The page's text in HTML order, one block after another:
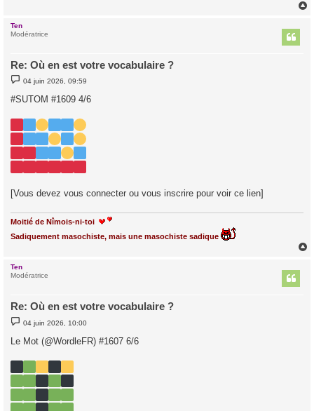
Ten
Modératrice
Re: Où en est votre vocabulaire ?
M
e
s
s
g
e
04 juin 2026, 09:59
#SUTOM #1609 4/6
[Vous devez vous connecter ou vous inscrire pour voir ce lien]
Moitié de Nîmois-ni-toi
Sadiquement masochiste, mais une masochiste sadique
Ten
Modératrice
Re: Où en est votre vocabulaire ?
M
e
s
s
g
04 juin 2026, 10:00
Le Mot (@WordleFR) #1607 6/6